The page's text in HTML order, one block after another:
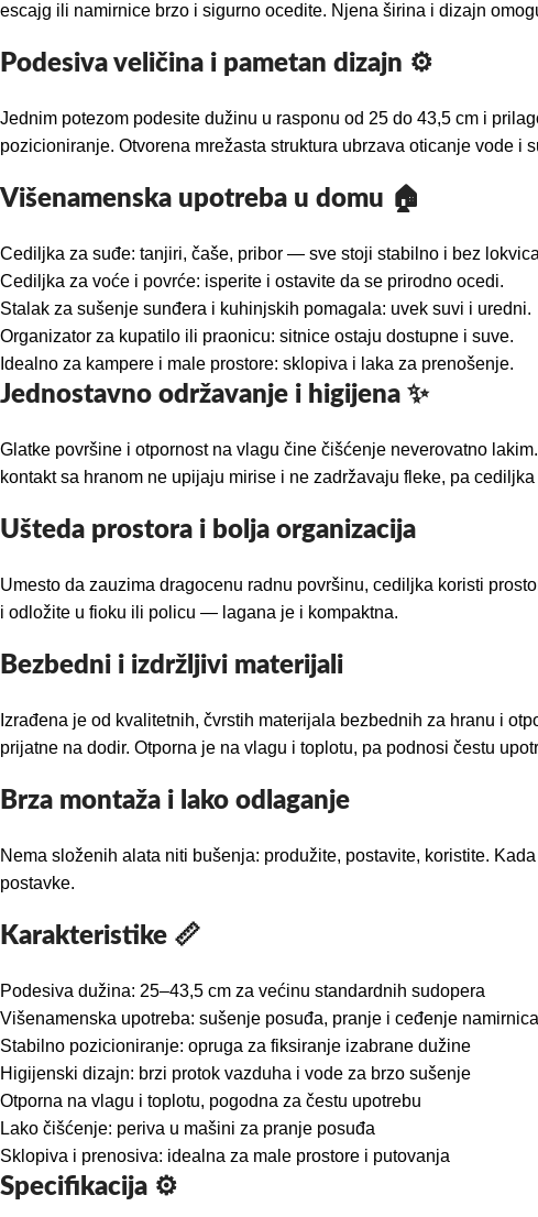
escajg ili namirnice brzo i sigurno ocedite. Njena širina i dizajn
Podesiva veličina i pametan dizajn ⚙️
Jednim potezom podesite dužinu u rasponu od 25 do 43,5 cm i
pozicioniranje. Otvorena mrežasta struktura ubrzava oticanje vode
Višenamenska upotreba u domu 🏠
Cediljka za suđe: tanjiri, čaše, pribor — sve stoji stabilno i bez
Cediljka za voće i povrće: isperite i ostavite da se prirodno ocedi.
Stalak za sušenje sunđera i kuhinjskih pomagala: uvek suvi i uredni.
Organizator za kupatilo ili praonicu: sitnice ostaju dostupne i suve.
Idealno za kampere i male prostore: sklopiva i laka za prenošenje.
Jednostavno održavanje i higijena ✨
Glatke površine i otpornost na vlagu čine čišćenje neverovatno
kontakt sa hranom ne upijaju mirise i ne zadržavaju fleke, pa
Ušteda prostora i bolja organizacija
Umesto da zauzima dragocenu radnu površinu, cediljka koristi
i odložite u fioku ili policu — lagana je i kompaktna.
Bezbedni i izdržljivi materijali
Izrađena je od kvalitetnih, čvrstih materijala bezbednih za hranu i
prijatne na dodir. Otporna je na vlagu i toplotu, pa podnosi čestu
Brza montaža i lako odlaganje
Nema složenih alata niti bušenja: produžite, postavite, koristite.
postavke.
Karakteristike 📏
Podesiva dužina: 25–43,5 cm za većinu standardnih sudopera
Višenamenska upotreba: sušenje posuđa, pranje i ceđenje
Stabilno pozicioniranje: opruga za fiksiranje izabrane dužine
Higijenski dizajn: brzi protok vazduha i vode za brzo sušenje
Otporna na vlagu i toplotu, pogodna za čestu upotrebu
Lako čišćenje: periva u mašini za pranje posuđa
Sklopiva i prenosiva: idealna za male prostore i putovanja
Specifikacija ⚙️